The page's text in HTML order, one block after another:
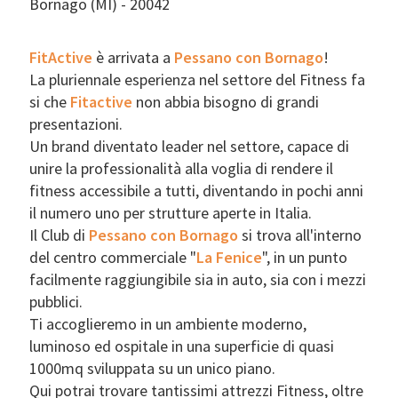
FitActive è arrivata a Pessano con Bornago!
La pluriennale esperienza nel settore del Fitness fa
si che Fitactive non abbia bisogno di grandi
presentazioni.
Un brand diventato leader nel settore, capace di
unire la professionalità alla voglia di rendere il
fitness accessibile a tutti, diventando in pochi anni
il numero uno per strutture aperte in Italia.
Il Club di Pessano con Bornago si trova all'interno
del centro commerciale "La Fenice", in un punto
facilmente raggiungibile sia in auto, sia con i mezzi
pubblici.
Ti accoglieremo in un ambiente moderno,
luminoso ed ospitale in una superficie di quasi
1000mq sviluppata su un unico piano.
Qui potrai trovare tantissimi attrezzi Fitness, oltre